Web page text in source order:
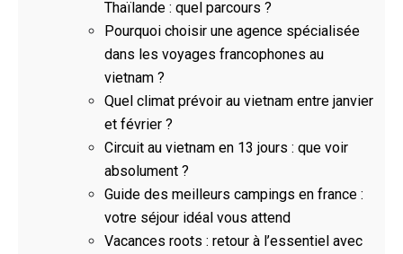
Thaïlande : quel parcours ?
Pourquoi choisir une agence spécialisée
dans les voyages francophones au
vietnam ?
Quel climat prévoir au vietnam entre janvier
et février ?
Circuit au vietnam en 13 jours : que voir
absolument ?
Guide des meilleurs campings en france :
votre séjour idéal vous attend
Vacances roots : retour à l’essentiel avec